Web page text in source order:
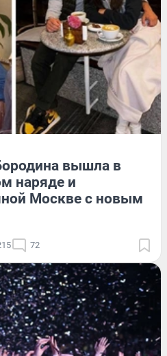
вышла в
наряде и
Москве с новым
72